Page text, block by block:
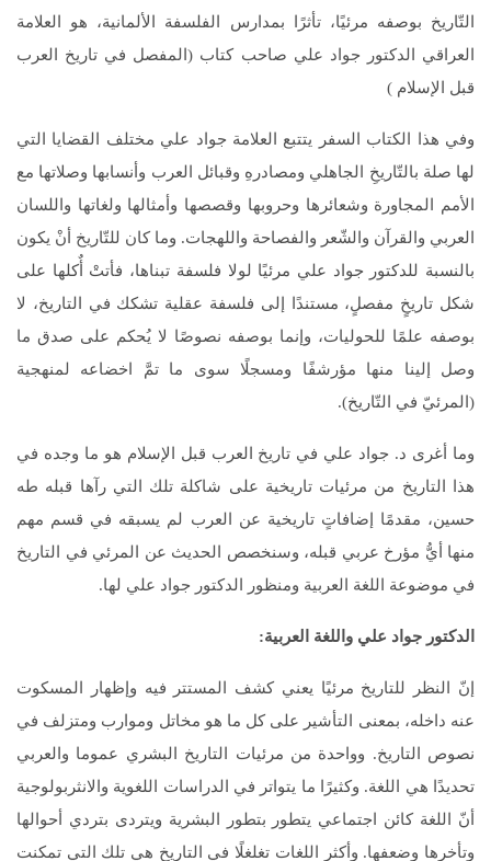
التّاريخ بوصفه مرئيًا، تأثرًا بمدارس الفلسفة الألمانية، هو العلامة
العراقي الدكتور جواد علي صاحب كتاب (المفصل في تاريخ العرب
قبل الإسلام )
وفي هذا الكتاب السفر يتتبع العلامة جواد علي مختلف القضايا التي
لها صلة بالتّاريخِ الجاهلي ومصادرهِ وقبائل العرب وأنسابها وصلاتها مع
الأمم المجاورة وشعائرها وحروبها وقصصها وأمثالها ولغاتها واللسان
العربي والقرآن والشّعر والفصاحة واللهجات. وما كان للتّاريخ أنْ يكون
بالنسبة للدكتور جواد علي مرئيًا لولا فلسفة تبناها، فأتتْ أٌكلها على
شكل تاريخٍ مفصلٍ، مستندًا إلى فلسفة عقلية تشكك في التاريخ، لا
بوصفه علمًا للحوليات، وإنما بوصفه نصوصًا لا يُحكم على صدق ما
وصل إلينا منها مؤرشفًا ومسجلًا سوى ما تمَّ اخضاعه لمنهجية
(المرئيّ في التّاريخ).
وما أغرى د. جواد علي في تاريخ العرب قبل الإسلام هو ما وجده في
هذا التاريخ من مرئيات تاريخية على شاكلة تلك التي رآها قبله طه
حسين، مقدمًا إضافاتٍ تاريخية عن العرب لم يسبقه في قسم مهم
منها أيُّ مؤرخ عربي قبله، وسنخصص الحديث عن المرئي في التاريخ
في موضوعة اللغة العربية ومنظور الدكتور جواد علي لها.
الدكتور جواد علي واللغة العربية:
إنّ النظر للتاريخ مرئيًا يعني كشف المستتر فيه وإظهار المسكوت
عنه داخله، بمعنى التأشير على كل ما هو مخاتل وموارب ومتزلف في
نصوص التاريخ. وواحدة من مرئيات التاريخ البشري عموما والعربي
تحديدًا هي اللغة. وكثيرًا ما يتواتر في الدراسات اللغوية والانثربولوجية
أنّ اللغة كائن اجتماعي يتطور بتطور البشرية ويتردى بتردي أحوالها
وتأخرها وضعفها. وأكثر اللغات تغلغلًا في التاريخ هي تلك التي تمكنت